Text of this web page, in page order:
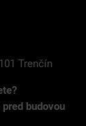
Trenčín
budovou